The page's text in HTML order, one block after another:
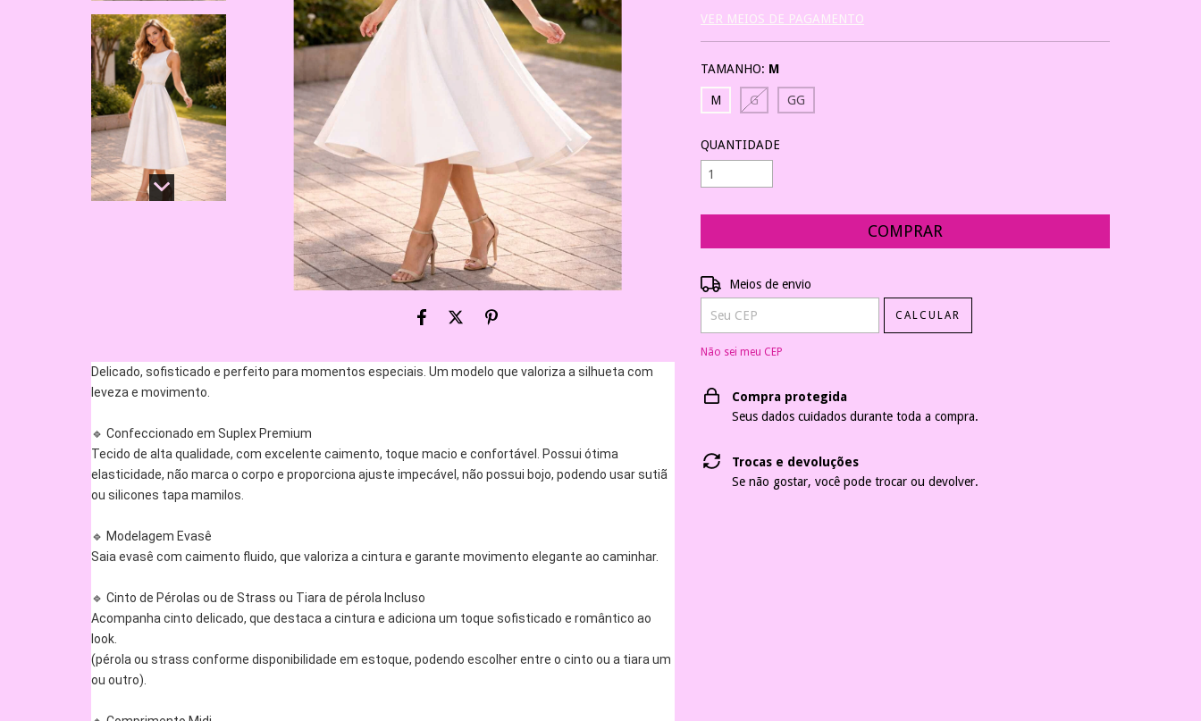
Delicado, sofisticado e perfeito para momentos especiais. Um modelo que valoriza a silhueta com
leveza e movimento.
🔹 Confeccionado em Suplex Premium
Tecido de alta qualidade, com excelente caimento, toque macio e confortável. Possui ótima
elasticidade, não marca o corpo e proporciona ajuste impecável, não possui bojo, podendo usar sutiã
ou silicones tapa mamilos.
🔹 Modelagem Evasê
Saia evasê com caimento fluido, que valoriza a cintura e garante movimento elegante ao caminhar.
🔹 Cinto de Pérolas ou de Strass ou Tiara de pérola Incluso
Acompanha cinto delicado, que destaca a cintura e adiciona um toque sofisticado e romântico ao
look.
(pérola ou strass conforme disponibilidade em estoque, podendo escolher entre o cinto ou a tiara um
ou outro).
VER MEIOS DE PAGAMENTO
TAMANHO: M
M G GG
QUANTIDADE
Entregas para o CEP:
Meios de envio
CALCULAR
Não sei meu CEP
Compra protegida
Seus dados cuidados durante toda a compra.
Trocas e devoluções
Se não gostar, você pode trocar ou devolver.